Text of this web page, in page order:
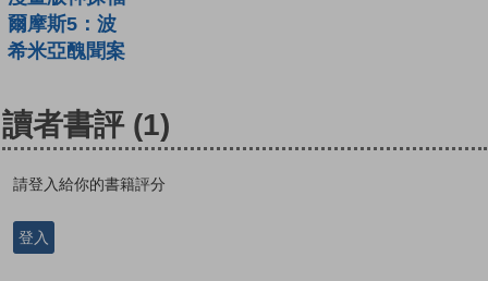
爾摩斯5：波
希米亞醜聞案
讀者書評 (1)
請登入給你的書籍評分
登入